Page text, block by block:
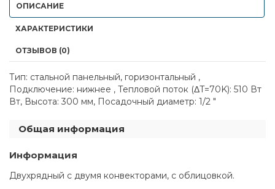
ОПИСАНИЕ
ХАРАКТЕРИСТИКИ
ОТЗЫВОВ (0)
Тип: стальной панельный, горизонтальный ,
Подключение: нижнее , Тепловой поток (ΔT=70K): 510 Вт
Вт, Высота: 300 мм, Посадочный диаметр: 1/2 "
Общая информация
Информация
Двухрядный с двумя конвекторами, с облицовкой.